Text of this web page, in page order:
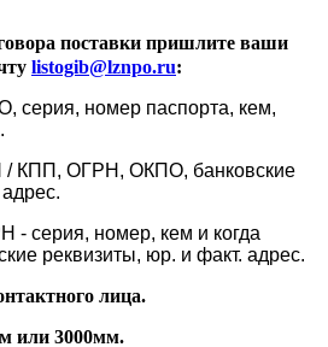
поставки пришлите ваши
listogib@lznpo.ru:
серия, номер паспорта, кем,
КПП, ОГРН, ОКПО, банковские
- серия, номер, кем и когда
реквизиты, юр. и факт. адрес.
лица.
или 3000мм.